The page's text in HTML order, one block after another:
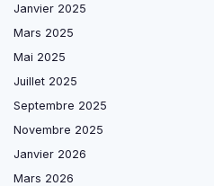
Janvier 2025
Mars 2025
Mai 2025
Juillet 2025
Septembre 2025
Novembre 2025
Janvier 2026
Mars 2026